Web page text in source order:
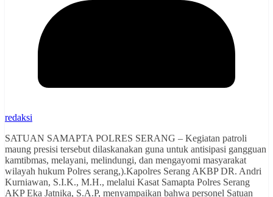
redaksi
SATUAN SAMAPTA POLRES SERANG – Kegiatan patroli
maung presisi tersebut dilaskanakan guna untuk antisipasi gangguan
kamtibmas, melayani, melindungi, dan mengayomi masyarakat
wilayah hukum Polres serang,).Kapolres Serang AKBP DR. Andri
Kurniawan, S.I.K., M.H., melalui Kasat Samapta Polres Serang
AKP Eka Jatnika, S.A.P, menyampaikan bahwa personel Satuan